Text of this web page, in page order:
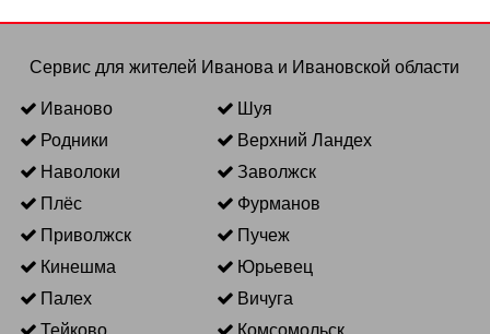
Сервис для жителей Иванова и Ивановской области
Иваново
Шуя
Родники
Верхний Ландех
Наволоки
Заволжск
Плёс
Фурманов
Приволжск
Пучеж
Кинешма
Юрьевец
Палех
Вичуга
Тейково
Комсомольск